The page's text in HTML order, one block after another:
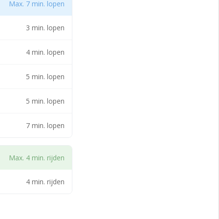
Max. 7 min. lopen
3 min. lopen
4 min. lopen
5 min. lopen
5 min. lopen
7 min. lopen
Max. 4 min. rijden
4 min. rijden